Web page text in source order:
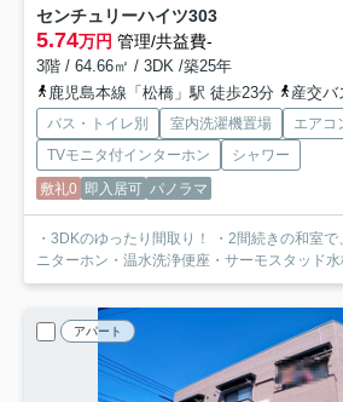
センチュリーハイツ303
5.74万円 管理/共益費-
3階 / 64.66㎡ / 3DK /築25年
鹿児島本線「松橋」駅 徒歩23分
産交バス「
バス・トイレ別 室内洗濯機置場 エアコ
TVモニタ付インターホン
シャワー
敷礼0 即入居可 パノラマ
・3DKのゆったり間取り！ ・2間続きの和室
ニターホン・温水洗浄便座・サーモスタッド
アパート